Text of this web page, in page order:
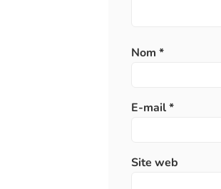
Nom *
E-mail*
Site web